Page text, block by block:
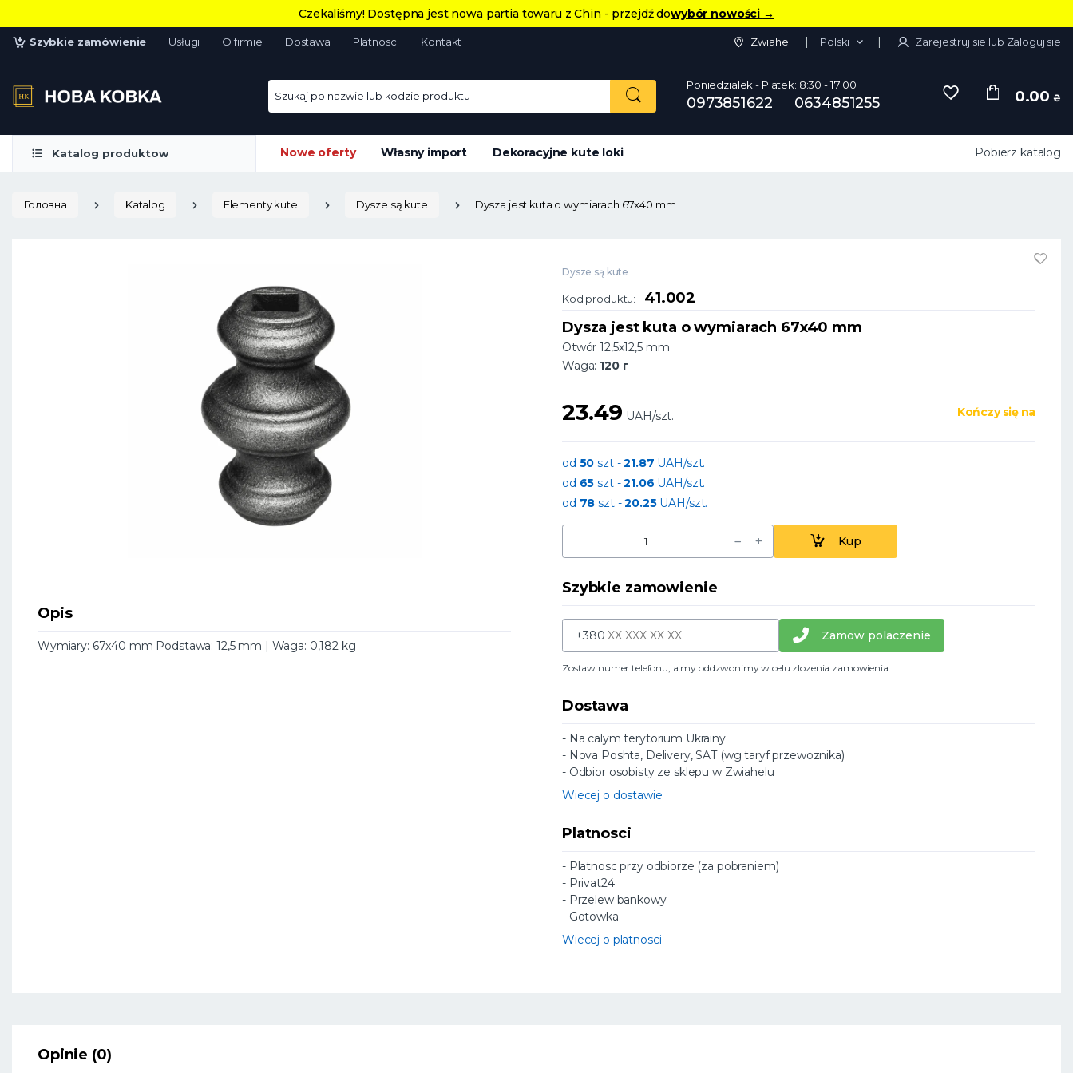
Czekaliśmy! Dostępna jest nowa partia towaru z Chin - przejdź dowybór nowości →
Szybkie zamówienie Usługi O firmie Dostawa Platnosci Kontakt Zwiahel Polski Zarejestruj sie lub Zaloguj sie
Szukaj po nazwie lub kodzie produktu Poniedzialek - Piatek: 8:30 - 17:00
0973851622 0634851255 0.00 ₴
Katalog produktow Nowe oferty Własny import Dekoracyjne kute loki Pobierz katalog
Головна Katalog Elementy kute Dysze są kute Dysza jest kuta o wymiarach 67x40 mm
Opis
Wymiary: 67x40 mm Podstawa: 12,5 mm | Waga: 0,182 kg
Dysze są kute
Kod produktu:
41.002
Dysza jest kuta o wymiarach 67x40 mm
Otwór 12,5x12,5 mm
Waga: 120 г
23.49 UAH/szt. Kończy się na
od 50 szt -21.87 UAH/szt.
od 65 szt -21.06 UAH/szt.
od 78 szt -20.25UAH/szt.
Kup
Szybkie zamowienie
+380 Zamow polaczenie
Zostaw numer telefonu, a my oddzwonimy w celu zlozenia zamowienia
Dostawa
- Na calym terytorium Ukrainy
- Nova Poshta, Delivery, SAT (wg taryf przewoznika)
- Odbior osobisty ze sklepu w Zwiahelu
Wiecej o dostawie
Platnosci
- Platnosc przy odbiorze (za pobraniem)
- Privat24
- Przelew bankowy
- Gotowka
Wiecej o platnosci
Opinie (0)